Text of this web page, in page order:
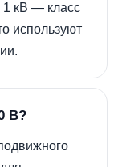
кВ — класс
используют
В?